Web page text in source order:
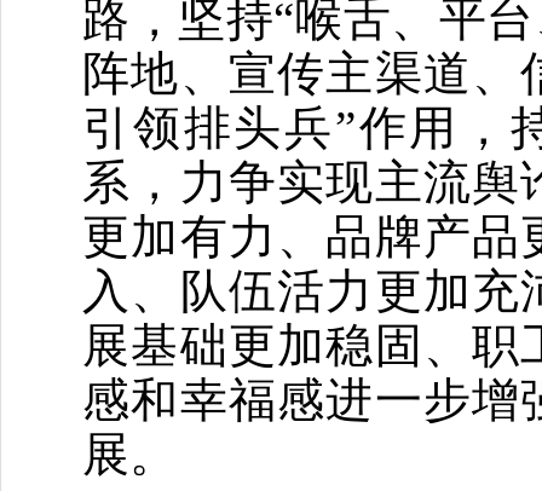
路，坚持“喉舌、平
阵地、宣传主渠道
引领排头兵”作用，
系，力争实现主流
更加有力、品牌产品
入、队伍活力更加充
展基础更加稳固、
感和幸福感进一步增
展。